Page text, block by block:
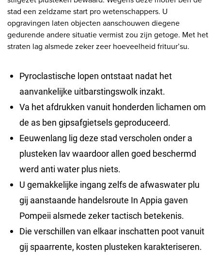
stad een zeldzame start pro wetenschappers. U
opgravingen laten objecten aanschouwen diegene
gedurende andere situatie vermist zou zijn getoge. Met het
straten lag alsmede zeker zeer hoeveelheid frituur’su.
Pyroclastische lopen ontstaat nadat het
aanvankelijke uitbarstingswolk inzakt.
Va het afdrukken vanuit honderden lichamen om
de as ben gipsafgietsels geproduceerd.
Eeuwenlang lig deze stad verscholen onder a
plusteken lav waardoor allen goed beschermd
werd anti water plus niets.
U gemakkelijke ingang zelfs de afwaswater plu
gij aanstaande handelsroute In Appia gaven
Pompeii alsmede zeker tactisch betekenis.
Die verschillen van elkaar inschatten poot vanuit
gij spaarrente, kosten plusteken karakteriseren.